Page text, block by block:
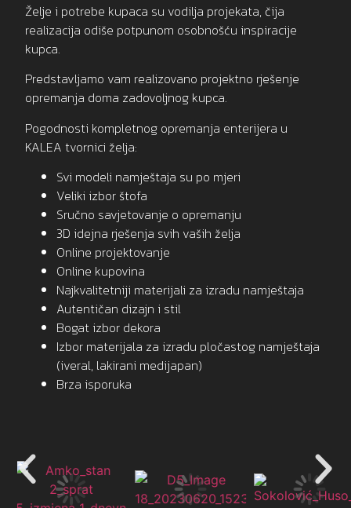
Želje i potrebe kupaca su vodilja projekata, čija
realizacija odiše potpunom osobnošću inspiracije
kupca.
Predstavljamo vam realizovano projektno rješenje
opremanja doma zadovoljnog kupca.
Pogodnosti kompletnog opremanja enterijera u
KALEA tvornici želja:
Svi modeli namještaja su po mjeri
Veliki izbor štofa
Sručno savjetovanje o opremanju
3D idejna rješenja svih vaših želja
Online projektovanje
Online kupovina
Najkvalitetniji materijali za izradu namještaja
Autentičan dizajn i stil
Bogat izbor dekora
Izbor materijala za izradu pločastog namještaja
(iveral, lakirani medijapan)
Brza isporuka